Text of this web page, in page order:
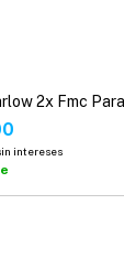
2x Fmc
intereses